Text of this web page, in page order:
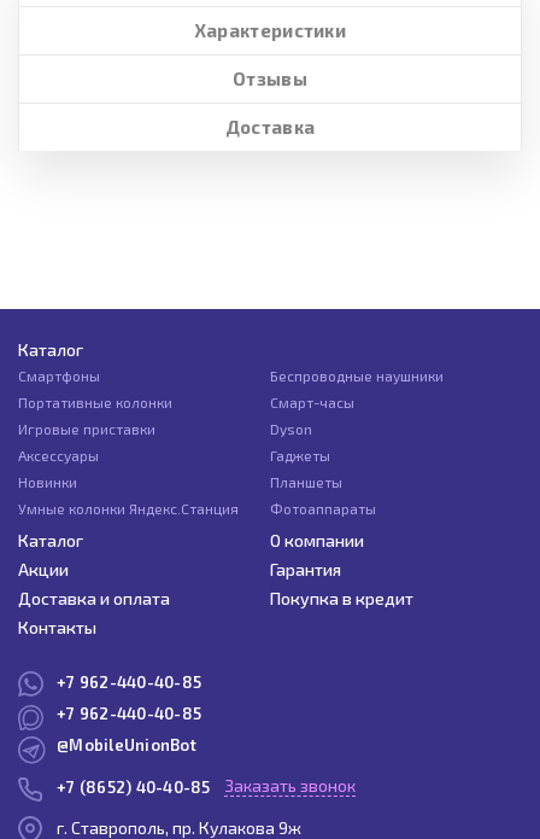
Характеристики
Отзывы
Доставка
Каталог
Смартфоны
Беспроводные наушники
Портативные колонки
Смарт-часы
Игровые приставки
Dyson
Аксессуары
Гаджеты
Новинки
Планшеты
Умные колонки Яндекс.Станция
Фотоаппараты
Каталог
О компании
Акции
Гарантия
Доставка и оплата
Покупка в кредит
Контакты
+7 962-440-40-85
+7 962-440-40-85
@MobileUnionBot
+7 (8652) 40-40-85 Заказать звонок
г. Ставрополь, пр. Кулакова 9ж